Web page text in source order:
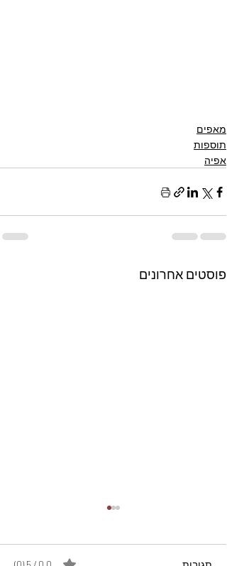
מאפים
תוספות
אפיה
פוסטים אחרונים